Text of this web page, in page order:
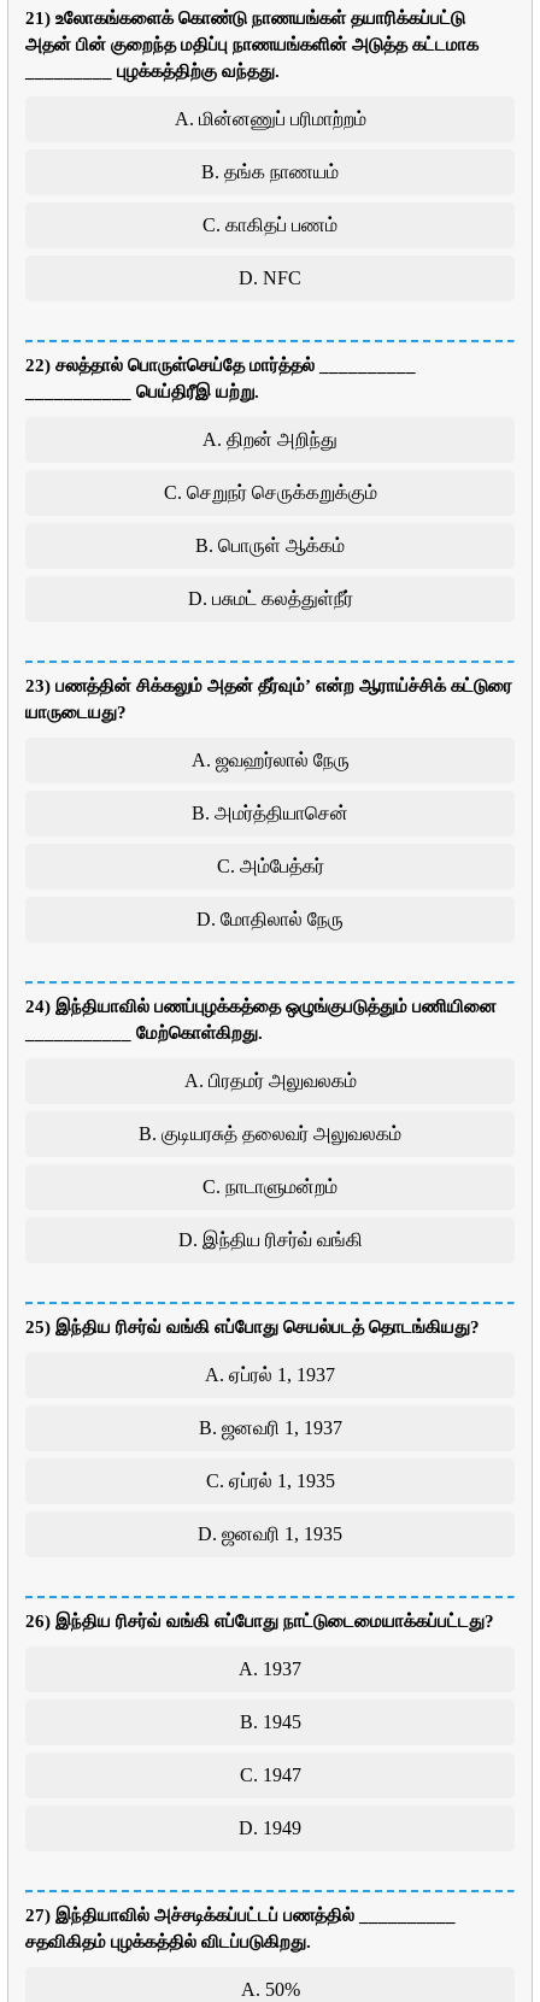
21) உலோகங்களைக் கொண்டு நாணயங்கள் தயாரிக்கப்பட்டு
அதன் பின் குறைந்த மதிப்பு நாணயங்களின் அடுத்த கட்டமாக
_________ புழக்கத்திற்கு வந்தது.
A. மின்னணுப் பரிமாற்றம்
B. தங்க நாணயம்
C. காகிதப் பணம்
D. NFC
22) சலத்தால் பொருள்செய்தே மார்த்தல் __________
___________ பெய்திரீஇ யற்று.
A. திறன் அறிந்து
C. செறுநர் செருக்கறுக்கும்
B. பொருள் ஆக்கம்
D. பசுமட் கலத்துள்நீர்
23) பணத்தின் சிக்கலும் அதன் தீர்வும்’ என்ற ஆராய்ச்சிக் கட்டுரை
யாருடையது?
A. ஜவஹர்லால் நேரு
B. அமர்த்தியாசென்
C. அம்பேத்கர்
D. மோதிலால் நேரு
24) இந்தியாவில் பணப்புழக்கத்தை ஒழுங்குபடுத்தும் பணியினை
___________ மேற்கொள்கிறது.
A. பிரதமர் அலுவலகம்
B. குடியரசுத் தலைவர் அலுவலகம்
C. நாடாளுமன்றம்
D. இந்திய ரிசர்வ் வங்கி
25) இந்திய ரிசர்வ் வங்கி எப்போது செயல்படத் தொடங்கியது?
A. ஏப்ரல் 1, 1937
B. ஜனவரி 1, 1937
C. ஏப்ரல் 1, 1935
D. ஜனவரி 1, 1935
26) இந்திய ரிசர்வ் வங்கி எப்போது நாட்டுடைமையாக்கப்பட்டது?
A. 1937
B. 1945
C. 1947
D. 1949
27) இந்தியாவில் அச்சடிக்கப்பட்டப் பணத்தில் __________
சதவிகிதம் புழக்கத்தில் விடப்படுகிறது.
A. 50%